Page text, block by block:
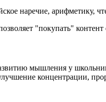
наречие, арифметику,
"покупать"
мышления у
концентрации,